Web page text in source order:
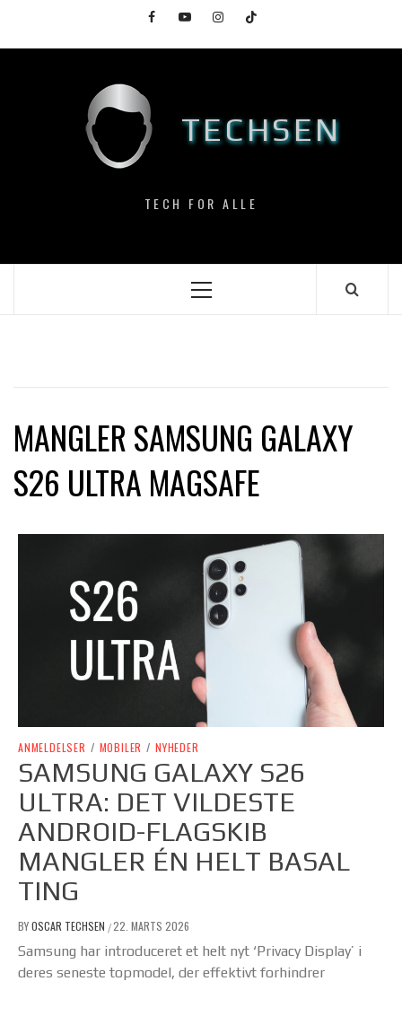
content
FacebookYouTubeInstagramTikTok
TECHSEN
TECH FOR ALLE
Primary
MANGLER SAMSUNG GALAXY
S26 ULTRA MAGSAFE
ANMELDELSER / MOBILER / NYHEDER
SAMSUNG GALAXY S26
ULTRA: DET VILDESTE
ANDROID-FLAGSKIB
MANGLER ÉN HELT BASAL
TING
BYOSCAR TECHSEN /22. MARTS 2026
Samsung har introduceret et helt nyt ‘Privacy Display’ i
deres seneste topmodel, der effektivt forhindrer